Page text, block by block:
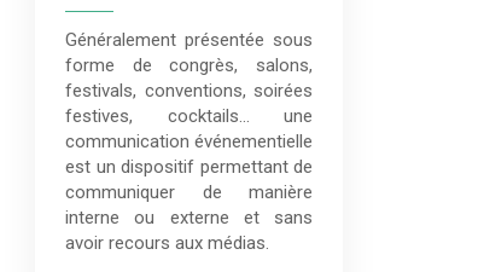
Généralement présentée sous
forme de congrès, salons,
festivals, conventions, soirées
festives, cocktails… une
communication événementielle
est un dispositif permettant de
communiquer de manière
interne ou externe et sans
avoir recours aux médias.